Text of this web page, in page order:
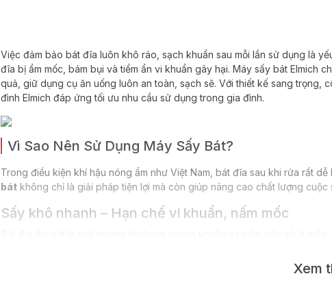
Việc đảm bảo bát đĩa luôn khô ráo, sạch khuẩn sau mỗi lần sử dụng là
đĩa bị ẩm mốc, bám bụi và tiềm ẩn vi khuẩn gây hại. Máy sấy bát Elmich
quả, giữ dụng cụ ăn uống luôn an toàn, sạch sẽ. Với thiết kế sang trọng,
đình Elmich đáp ứng tối ưu nhu cầu sử dụng trong gia đình.
Vì Sao Nên Sử Dụng Máy Sấy Bát?
Trong điều kiện khí hậu nóng ẩm như Việt Nam, bát đĩa sau khi rửa rất
bát không chỉ là giải pháp tiện lợi mà còn giúp nâng cao chất lượng
Sấy khô nhanh – Hạn chế vi khuẩn, nấm mốc
Nhờ khả năng sấy khô đồng đều, bát đĩa luôn sạch sẽ, không còn cảm
Xem